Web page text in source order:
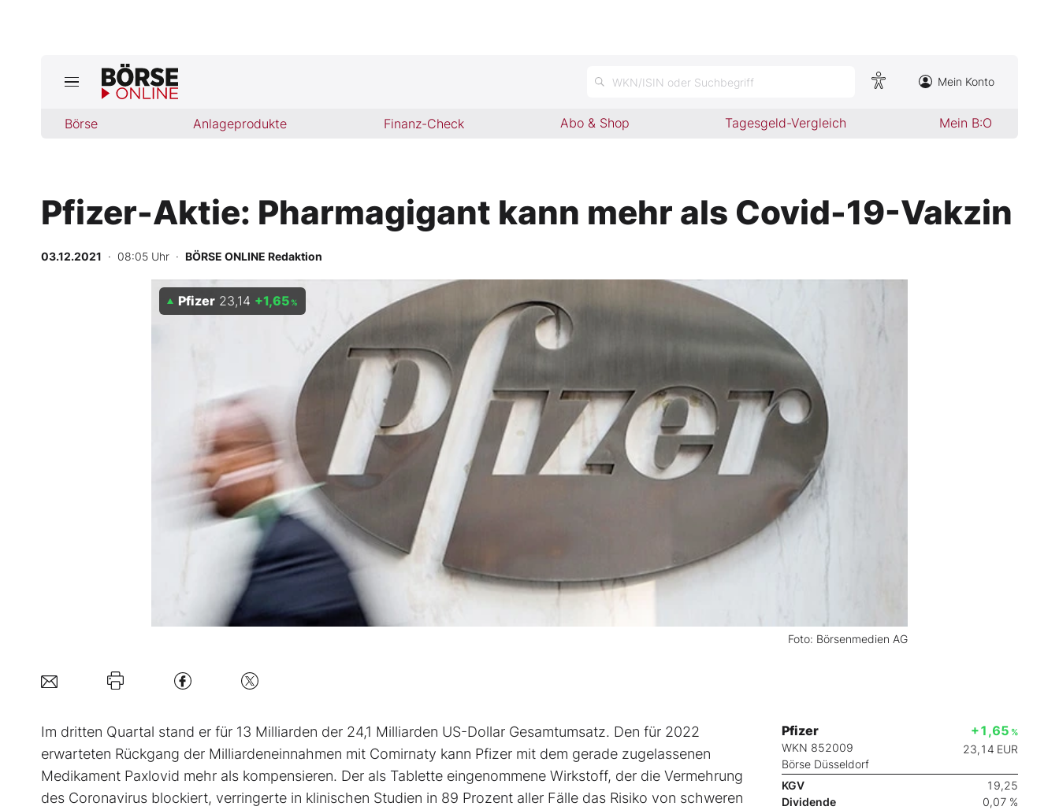
WKN/ISIN oder Suchbegriff Mein Konto
Börse Anlageprodukte Finanz-Check Abo & Shop Tagesgeld-Vergleich Mein B:O
Börse
Finanz-Check
Abo & Shop
BO-Musterdepots
Mein Konto
Folgen Sie uns
Pfizer-Aktie: Pharmagigant kann mehr als Covid-19-Vakzin
03.12.2021 · 08:05 Uhr · BÖRSE ONLINE Redaktion
Foto: Börsenmedien AG
Pfizer 23,14 +1,65 %
Im dritten Quartal stand er für 13 Milliarden der 24,1 Milliarden US-Dollar Gesamtumsatz. Den für 2022
erwarteten Rückgang der Milliardeneinnahmen mit Comirnaty kann Pfizer mit dem gerade zugelassenen
Medikament Paxlovid mehr als kompensieren. Der als Tablette eingenommene Wirkstoff, der die Vermehrung
des Coronavirus blockiert, verringerte in klinischen Studien in 89 Prozent aller Fälle das Risiko von schweren
Pfizer
WKN 852009
Börse Düsseldorf
+1,65 %
23,14 EUR
KGV
19,25
Dividende
0,07 %